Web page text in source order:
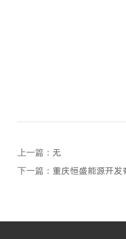
上一篇： 无
下一篇： 重庆恒盛能源开发